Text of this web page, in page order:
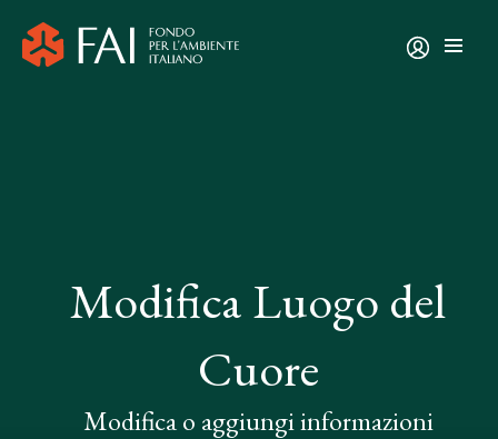
Modifica Luogo del
Cuore
Modifica o aggiungi informazioni